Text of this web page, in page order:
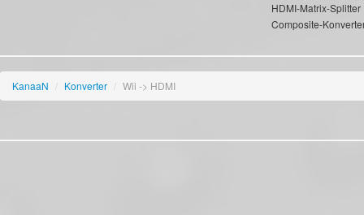
HDMI-Matrix-
Composite-
KanaaN / Konverter / Wii -> HDMI